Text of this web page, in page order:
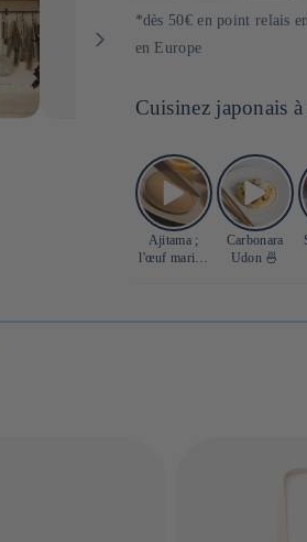
de
paiement
*dès 50€ en point relais
en Europe
Cuisinez japonais
Ajitama ;
l'œuf mariné
Carbonara
Udon 🍜